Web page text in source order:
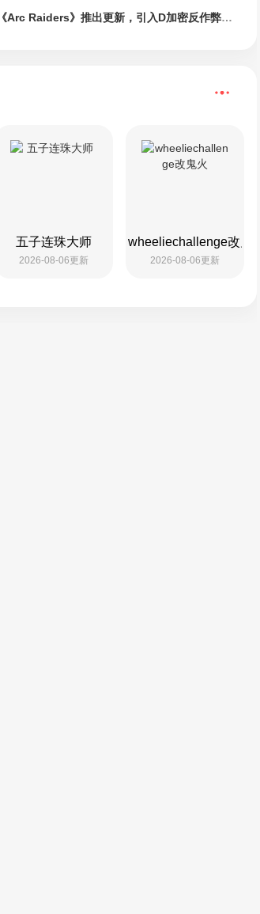
《Arc Raiders》推出更新，引入D加密反作弊技术
五子连珠大师
2026-08-06更新
wheeliechallenge改鬼火
2026-08-06更新